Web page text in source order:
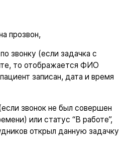
прозвон,
звонку (если задачка с
то отображается ФИО
записан, дата и время
звонок не был совершен
или статус “В работе”,
открыл данную задачку